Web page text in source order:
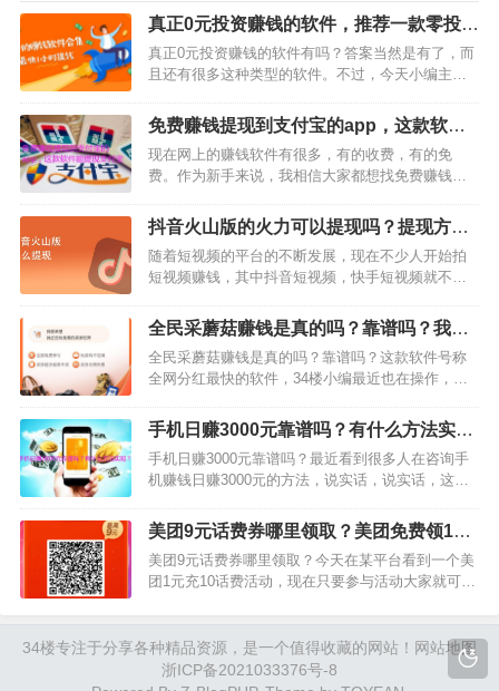
真正0元投资赚钱的软件，推荐一款零投资
赚钱app一天赚50-100元
真正0元投资赚钱的软件有吗？答案当然是有了，而
且还有很多这种类型的软件。不过，今天小编主要
完全免费可以做的赚钱软件，赚钱方式很简单，就
是每天在软件上面做任务即可，每完成一个任务，
你就可以获得1-5…
免费赚钱提现到支付宝的app，这款软件
能提现支付宝
现在网上的赚钱软件有很多，有的收费，有的免
费。作为新手来说，我相信大家都想找免费赚钱提
花钱去找收费的兼职呢？但是，免费的兼职赚钱软
件，大家可能不知道哪个能提现支付宝的，为了节
省大家的时间，小编…
抖音火山版的火力可以提现吗？提现方法
分享
随着短视频的平台的不断发展，现在不少人开始拍
短视频赚钱，其中抖音短视频，快手短视频就不必
说的不是这两个大平台，而是被抖音收购的抖音火
山版，现在也有很多人在这个平台拍短视频赚钱。
有些对于抖音火山版的…
全民采蘑菇赚钱是真的吗？靠谱吗？我来
揭秘下
全民采蘑菇赚钱是真的吗？靠谱吗？这款软件号称
全网分红最快的软件，34楼小编最近也在操作，体
时分红蘑菇，大概分红7毛钱，其中2毛可以随时提
现的，剩下还有5毛钱可以第二天提现，相比其他的
分红软件来说…
手机日赚3000元靠谱吗？有什么方法实
现？
手机日赚3000元靠谱吗？最近看到很多人在咨询手
机赚钱日赚3000元的方法，说实话，说实话，这类
了，也是能实现日赚3000元左右的。那么，今天小
编就要跟大家推荐个手机玩游戏一天赚3000元左右
的方法…
美团9元话费券哪里领取？美团免费领10-9
元话费充值券活动
美团9元话费券哪里领取？今天在某平台看到一个美
团1元充10话费活动，现在只要参与活动大家就可以
个活动已经举办过一段时间了，很多朋友都已经参
加了，…
34楼专注于分享各种精品资源，是一个值得收藏的网站！ 网站地图
浙ICP备2021033376号-8